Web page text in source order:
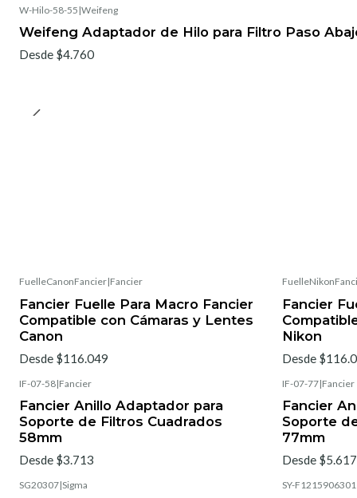
W-Hilo-58-55 |Weifeng
Weifeng Adaptador de Hilo para Filtro Paso
Desde $4.760
FuelleCanonFancier|Fancier
Fancier Fuelle Para Macro Fancier
Compatible con Cámaras y Lentes
Canon
Desde $116.049
Fancier
Nikon
Desde
IF-07-58|Fancier
Fancier Anillo Adaptador para
Soporte de Filtros Cuadrados
58mm
Desde $3.713
IF-07-77|Fancier
Fancier
Soporte
77mm
Desde $5.617
SG20307|Sigma SY-F1215906301